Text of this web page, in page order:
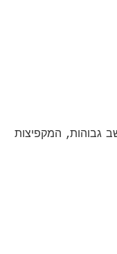
גבוהות, המקפיצות